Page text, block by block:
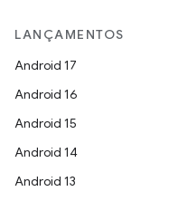
LANÇAMENTOS
Android 17
Android 16
Android 15
Android 14
Android 13